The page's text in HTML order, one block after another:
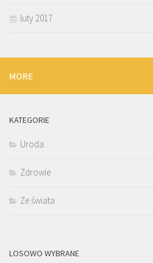
luty 2017
MORE
KATEGORIE
Uroda
Zdrowie
Ze świata
LOSOWO WYBRANE